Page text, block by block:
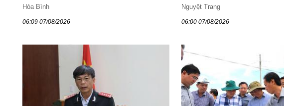
Hòa Bình
06:09 07/08/2026
Nguyệt Trang
06:00 07/08/2026